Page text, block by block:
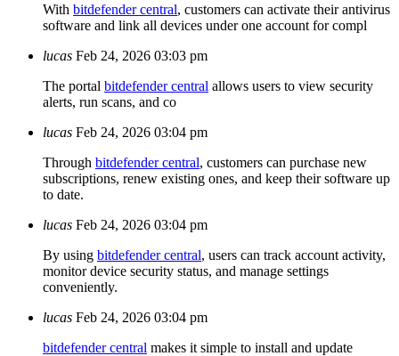
With bitdefender central, customers can activate their antivirus
software and link all devices under one account for compl
lucas Feb 24, 2026 03:03 pm
The portal bitdefender central allows users to view security
alerts, run scans, and co
lucas Feb 24, 2026 03:04 pm
Through bitdefender central, customers can purchase new
subscriptions, renew existing ones, and keep their software up
to date.
lucas Feb 24, 2026 03:04 pm
By using bitdefender central, users can track account activity,
monitor device security status, and manage settings
conveniently.
lucas Feb 24, 2026 03:04 pm
bitdefender central makes it simple to install and update